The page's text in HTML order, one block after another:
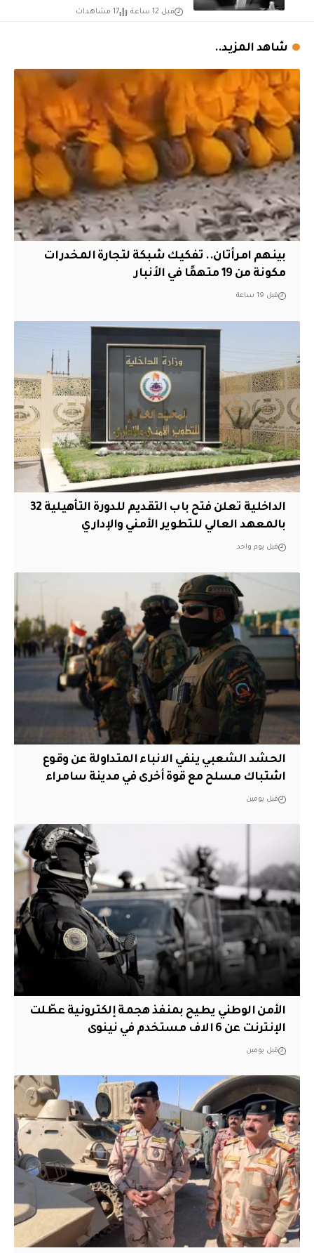
قبل 12 ساعة 17 مشاهدات
شاهد المزيد..
بينهم امرأتان.. تفكيك شبكة لتجارة المخدرات
مكونة من 19 متهمًا في الأنبار
قبل 19 ساعة
الداخلية تعلن فتح باب التقديم للدورة التأهيلية 32
بالمعهد العالي للتطوير الأمني والإداري
قبل يوم واحد
الحشد الشعبي ينفي الانباء المتداولة عن وقوع
اشتباك مسلح مع قوة أخرى في مدينة سامراء
قبل يومين
الأمن الوطني يطيح بمنفذ هجمة إلكترونية عطّلت
الإنترنت عن 6 الاف مستخدم في نينوى
قبل يومين